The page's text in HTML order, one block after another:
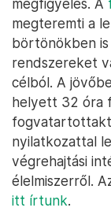
megfigyelés. A
megteremti a
börtönökben is
rendszereket
célból. A
helyett 32 óra
nyilatkozattal
végrehajtási
élelmiszerről.
itt írtunk.